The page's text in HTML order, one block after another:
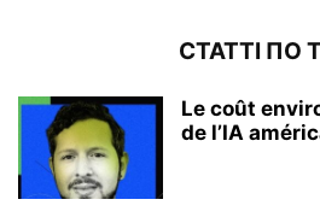
СТАТТІ ПО
Le coût
de l’IA